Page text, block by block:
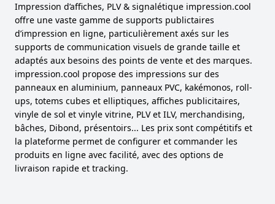
Impression d’affiches, PLV & signalétique impression.cool
offre une vaste gamme de supports publictaires
d’impression en ligne, particulièrement axés sur les
supports de communication visuels de grande taille et
adaptés aux besoins des points de vente et des marques.
impression.cool propose des impressions sur des
panneaux en aluminium, panneaux PVC, kakémonos, roll-
ups, totems cubes et elliptiques, affiches publicitaires,
vinyle de sol et vinyle vitrine, PLV et ILV, merchandising,
bâches, Dibond, présentoirs... Les prix sont compétitifs et
la plateforme permet de configurer et commander les
produits en ligne avec facilité, avec des options de
livraison rapide et tracking.